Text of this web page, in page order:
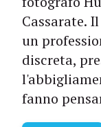
Cassarate.
un
discreta,
fanno